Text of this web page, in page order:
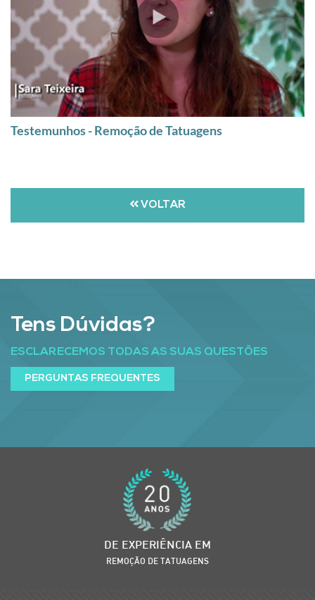
Testemunhos - Remoção de Tatuagens
VOLTAR
Tens Dúvidas?
ESCLARECEMOS TODAS AS SUAS QUESTÕES
PERGUNTAS FREQUENTES
DE EXPERIÊNCIA EM
REMOÇÃO DE TATUAGENS